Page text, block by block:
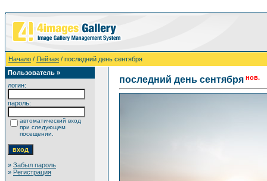
Начало / Пейзаж / последний день сентября
Пользователь »
логин:
пароль:
автоматический вход
при следующем
посещении.
» Забыл пароль
» Регистрация
последний день сентября нов.